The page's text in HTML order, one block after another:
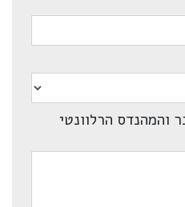
והמהנדס הרלוונטי